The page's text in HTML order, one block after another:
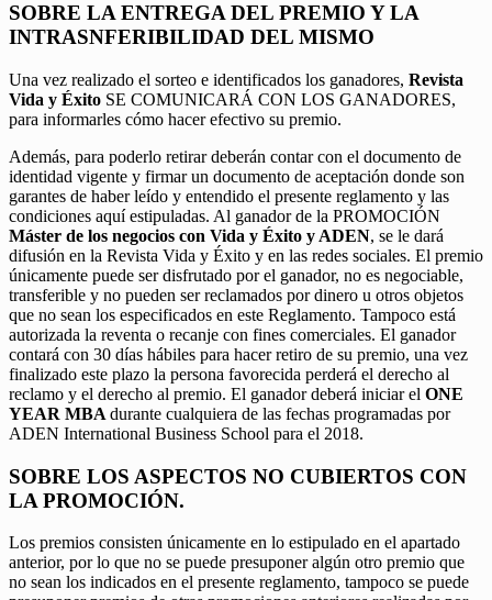
SOBRE LA ENTREGA DEL PREMIO Y LA
INTRASNFERIBILIDAD DEL MISMO
Una vez realizado el sorteo e identificados los ganadores, Revista
Vida y Éxito SE COMUNICARÁ CON LOS GANADORES,
para informarles cómo hacer efectivo su premio.
Además, para poderlo retirar deberán contar con el documento de
identidad vigente y firmar un documento de aceptación donde son
garantes de haber leído y entendido el presente reglamento y las
condiciones aquí estipuladas. Al ganador de la PROMOCIÓN
Máster de los negocios con Vida y Éxito y ADEN, se le dará
difusión en la Revista Vida y Éxito y en las redes sociales. El premio
únicamente puede ser disfrutado por el ganador, no es negociable,
transferible y no pueden ser reclamados por dinero u otros objetos
que no sean los especificados en este Reglamento. Tampoco está
autorizada la reventa o recanje con fines comerciales. El ganador
contará con 30 días hábiles para hacer retiro de su premio, una vez
finalizado este plazo la persona favorecida perderá el derecho al
reclamo y el derecho al premio. El ganador deberá iniciar el ONE
YEAR MBA durante cualquiera de las fechas programadas por
ADEN International Business School para el 2018.
SOBRE LOS ASPECTOS NO CUBIERTOS CON
LA PROMOCIÓN.
Los premios consisten únicamente en lo estipulado en el apartado
anterior, por lo que no se puede presuponer algún otro premio que
no sean los indicados en el presente reglamento, tampoco se puede